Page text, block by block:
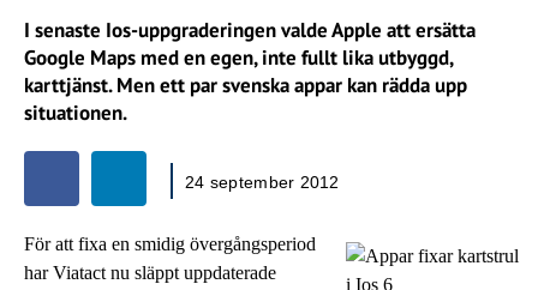
I senaste Ios-uppgraderingen valde Apple att ersätta
Google Maps med en egen, inte fullt lika utbyggd,
karttjänst. Men ett par svenska appar kan rädda upp
situationen.
24 september 2012
För att fixa en smidig övergångsperiod
har Viatact nu släppt uppdaterade